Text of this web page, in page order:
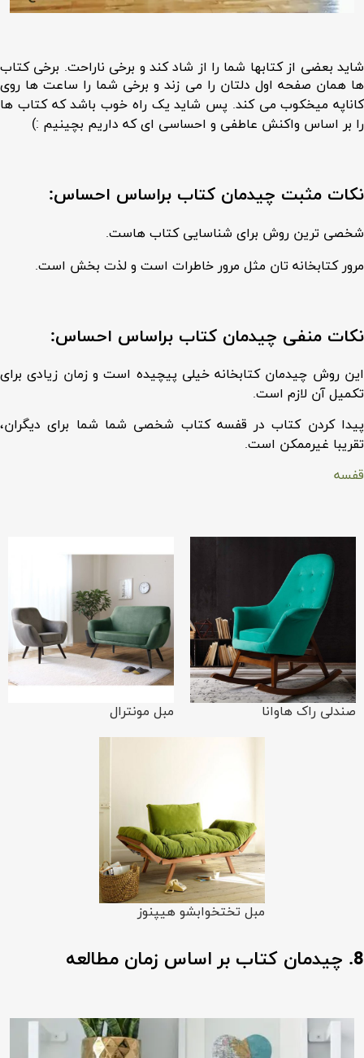
شاید بعضی از کتابها شما را از شاد کند و برخی ناراحت. برخی کتاب
ها همان صفحه اول دلتان را می زند و برخی شما را ساعت ها روی
کاناپه میخکوب می کند. پس شاید یک راه خوب باشد که کتاب ها
را بر اساس واکنش عاطفی و احساسی ای که داریم بچینیم :)
نکات مثبت چیدمان کتاب براساس احساس:
شخصی ترین روش برای شناسایی کتاب هاست.
مرور کتابخانه تان مثل مرور خاطرات است و لذت بخش است.
نکات منفی چیدمان کتاب براساس احساس:
این روش چیدمان کتابخانه خیلی پیچیده است و زمان زیادی برای
تکمیل آن لازم است.
پیدا کردن کتاب در قفسه کتاب شخصی شما شما برای دیگران،
تقریبا غیرممکن است.
قفسه
صندلی راک هاوانا مبل مونترال
مبل تختخوابشو هیپنوز
8. چیدمان کتاب بر اساس زمان مطالعه